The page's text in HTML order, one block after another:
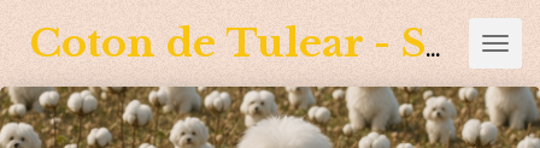
Passer
principal
Coton de Tulear - Sagacity